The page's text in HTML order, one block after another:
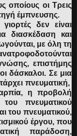
οποίους οι Τρεις
έμπνευσης.
δεν είναι
διασκέδαση και
με όλη τη
επιστήμης
δάσκαλοι. Σε μια
πνευματική,
η προβολή
πνευματικού
του πνευματικού,
έργου, που
παράδοση,